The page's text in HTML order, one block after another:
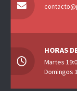
HORAS
Martes
Domingos